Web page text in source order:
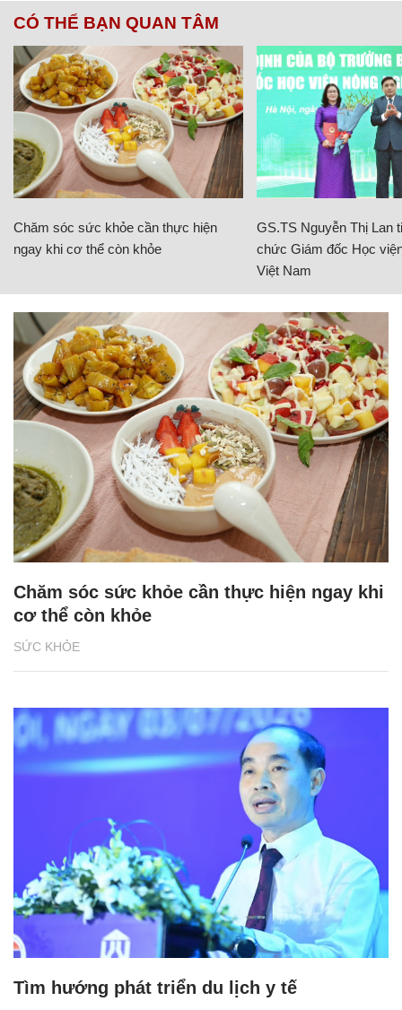
CÓ THỂ BẠN QUAN TÂM
Chăm sóc sức khỏe cần thực hiện
ngay khi cơ thể còn khỏe
GS.TS Nguyễn Thị Lan
chức Giám đốc Học
Việt Nam
SỨC KHỎE
Chăm sóc sức khỏe cần thực hiện ngay khi
cơ thể còn khỏe
Tìm hướng phát triển du lịch y tế